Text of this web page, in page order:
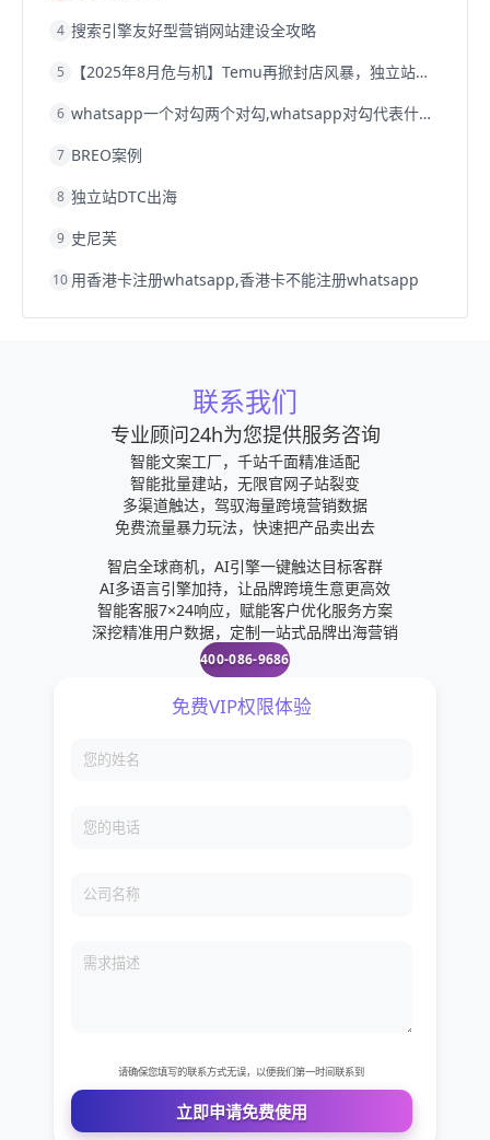
4 搜索引擎友好型营销网站建设全攻略
5 【2025年8月危与机】Temu再掀封店风暴，独立站才是跨境卖家的避险通道
6 whatsapp一个对勾两个对勾,whatsapp对勾代表什么意思
7 BREO案例
8 独立站DTC出海
9 史尼芙
10 用香港卡注册whatsapp,香港卡不能注册whatsapp
联系我们
专业顾问24h为您提供服务咨询
智能文案工厂，千站千面精准适配
智能批量建站，无限官网子站裂变
多渠道触达，驾驭海量跨境营销数据
免费流量暴力玩法，快速把产品卖出去
智启全球商机，AI引擎一键触达目标客群
AI多语言引擎加持，让品牌跨境生意更高效
智能客服7×24响应，赋能客户优化服务方案
深挖精准用户数据，定制一站式品牌出海营销
400-086-9686